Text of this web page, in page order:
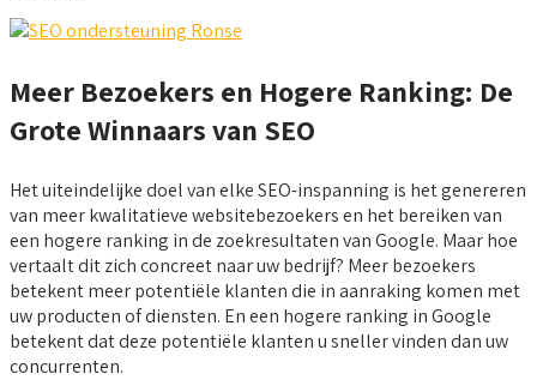
Meer Bezoekers en Hogere Ranking: De
Grote Winnaars van SEO
Het uiteindelijke doel van elke SEO-inspanning is het genereren
van meer kwalitatieve websitebezoekers en het bereiken van
een hogere ranking in de zoekresultaten van Google. Maar hoe
vertaalt dit zich concreet naar uw bedrijf? Meer bezoekers
betekent meer potentiële klanten die in aanraking komen met
uw producten of diensten. En een hogere ranking in Google
betekent dat deze potentiële klanten u sneller vinden dan uw
concurrenten.